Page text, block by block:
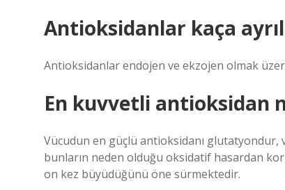
Antioksidanlar kaça
Antioksidanlar endojen ve ekzojen olmak
En kuvvetli antioksidan
Vücudun en güçlü antioksidanı
bunların neden olduğu oksidatif hasardan
on kez büyüdüğünü öne sürmektedir.